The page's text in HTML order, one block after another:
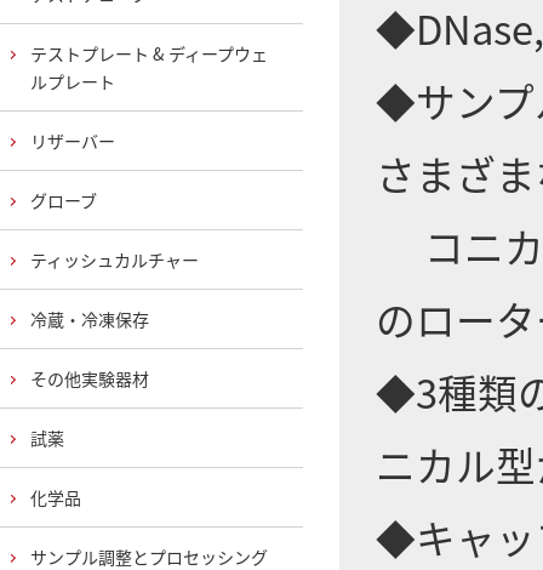
◆サンプ
さまざ
コニカ
のロー
◆3種類
ニカル
◆キャッ
テストプレート & ディープウェ
ルプレート
リザーバー
グローブ
ティッシュカルチャー
冷蔵・冷凍保存
その他実験器材
試薬
化学品
サンプル調整とプロセッシング